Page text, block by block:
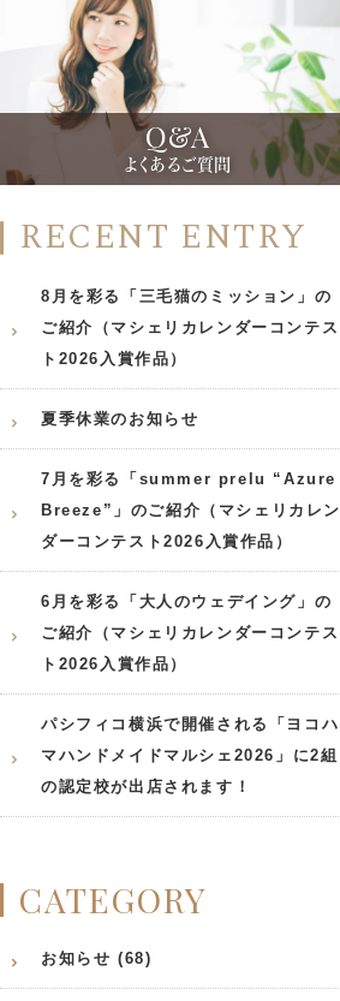
Q&A
よくあるご質問
RECENT ENTRY
8月を彩る「三毛猫のミッション」の
ご紹介（マシェリカレンダーコンテス
ト2026入賞作品）
夏季休業のお知らせ
7月を彩る「summer prelu “Azure
Breeze”」のご紹介（マシェリカレン
ダーコンテスト2026入賞作品）
6月を彩る「大人のウェデイング」の
ご紹介（マシェリカレンダーコンテス
ト2026入賞作品）
パシフィコ横浜で開催される「ヨコハ
マハンドメイドマルシェ2026」に2組
の認定校が出店されます！
CATEGORY
お知らせ (68)